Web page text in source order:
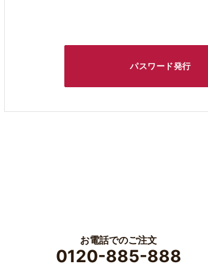
パスワード発行
お電話でのご注文
0120-885-888